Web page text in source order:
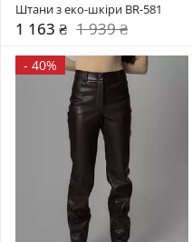
Штани з еко-шкіри BR-581
1 163 ₴ 1 939 ₴
- 40%